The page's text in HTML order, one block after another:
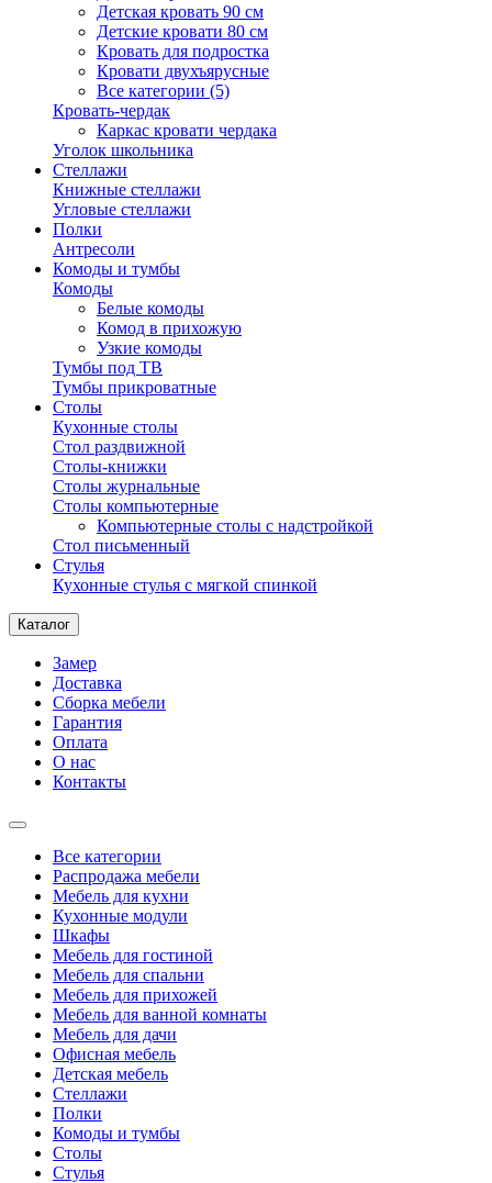
Детская кровать 90 см
Детские кровати 80 см
Кровать для подростка
Кровати двухъярусные
Все категории (5)
Кровать-чердак
Каркас кровати чердака
Уголок школьника
Стеллажи
Книжные стеллажи
Угловые стеллажи
Полки
Антресоли
Комоды и тумбы
Комоды
Белые комоды
Комод в прихожую
Узкие комоды
Тумбы под ТВ
Тумбы прикроватные
Столы
Кухонные столы
Стол раздвижной
Столы-книжки
Столы журнальные
Столы компьютерные
Компьютерные столы с надстройкой
Стол письменный
Стулья
Кухонные стулья с мягкой спинкой
Каталог
Замер
Доставка
Сборка мебели
Гарантия
Оплата
О нас
Контакты
Все категории
Распродажа мебели
Мебель для кухни
Кухонные модули
Шкафы
Мебель для гостиной
Мебель для спальни
Мебель для прихожей
Мебель для ванной комнаты
Мебель для дачи
Офисная мебель
Детская мебель
Стеллажи
Полки
Комоды и тумбы
Столы
Стулья